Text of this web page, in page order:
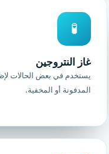
🧪
غاز النتروجين
يستخدم في بعض الحالات
المدفونة أو المخفية.